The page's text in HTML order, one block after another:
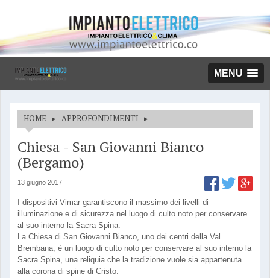
MENU
HOME ▸ APPROFONDIMENTI ▸
Chiesa - San Giovanni Bianco
(Bergamo)
13 giugno 2017
I dispositivi Vimar garantiscono il massimo dei livelli di
illuminazione e di sicurezza nel luogo di culto noto per conservare
al suo interno la Sacra Spina.
La Chiesa di San Giovanni Bianco, uno dei centri della Val
Brembana, è un luogo di culto noto per conservare al suo interno la
Sacra Spina, una reliquia che la tradizione vuole sia appartenuta
alla corona di spine di Cristo.